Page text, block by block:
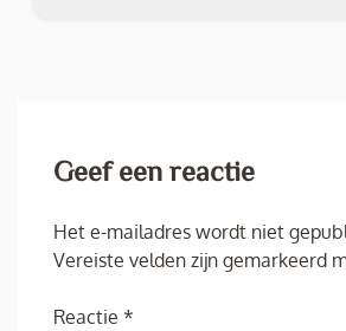
Geef een reactie
Het e-mailadres wordt niet
Vereiste velden zijn gemarkeerd
Reactie *